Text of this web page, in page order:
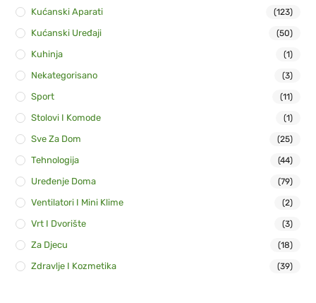
Kućanski Aparati (123)
Kućanski Uređaji (50)
Kuhinja (1)
Nekategorisano (3)
Sport (11)
Stolovi I Komode (1)
Sve Za Dom (25)
Tehnologija (44)
Uređenje Doma (79)
Ventilatori I Mini Klime (2)
Vrt I Dvorište (3)
Za Djecu (18)
Zdravlje I Kozmetika (39)